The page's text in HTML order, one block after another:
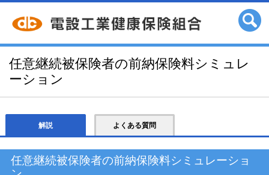
任意継続被保険者の前納保険料シミュレ
ーション
解説 よくある質問
任意継続被保険者の前納保険料シミュレーショ